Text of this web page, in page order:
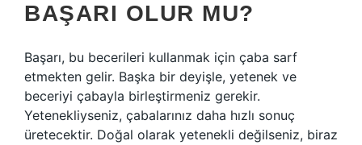
BAŞARI OLUR MU?
Başarı, bu becerileri kullanmak için çaba sarf
etmekten gelir. Başka bir deyişle, yetenek ve
beceriyi çabayla birleştirmeniz gerekir.
Yetenekliyseniz, çabalarınız daha hızlı sonuç
üretecektir. Doğal olarak yetenekli değilseniz, biraz